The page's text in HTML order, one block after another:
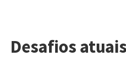
Desafios